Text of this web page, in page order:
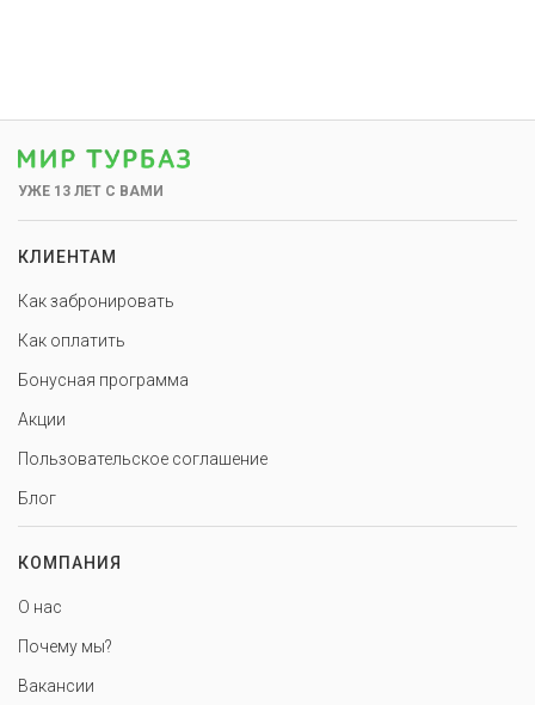
УЖЕ 13 ЛЕТ С ВАМИ
КЛИЕНТАМ
Как забронировать
Как оплатить
Бонусная программа
Акции
Пользовательское соглашение
Блог
КОМПАНИЯ
О нас
Почему мы?
Вакансии